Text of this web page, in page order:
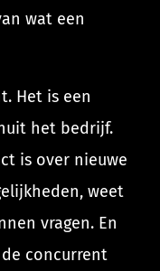
wat een
Het is een
het bedrijf.
is over nieuwe
weet
vragen. En
concurrent